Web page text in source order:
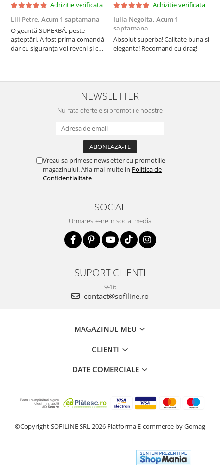
Achizitie verificata
Lili Petre, Acum 1 saptamana
O geantă SUPERBĂ, peste
așteptări. A fost prima comandă
dar cu siguranța voi reveni și cu
doua zi). RECOMAND SOFILINE!!!
Achizitie verificata
Iulia Negoita, Acum 1
saptamana
Absolut superba! Calitate buna si
eleganta! Recomand cu drag!
NEWSLETTER
Nu rata ofertele si promotiile noastre
Vreau sa primesc newsletter cu promotiile
magazinului. Afla mai multe in Politica de
Confidentialitate
SOCIAL
Urmareste-ne in social media
SUPORT CLIENTI
9-16
contact@sofiline.ro
MAGAZINUL MEU
CLIENTI
DATE COMERCIALE
©Copyright SOFILINE SRL 2026 Platforma E-commerce by Gomag